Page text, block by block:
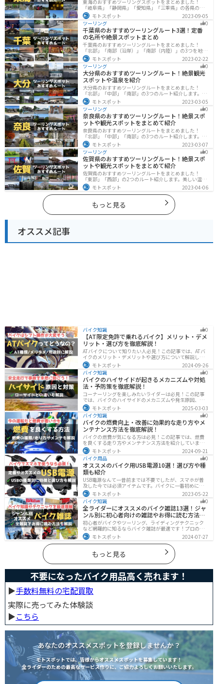
東海のおすすめツーリングスポットをまとめました！
「岐阜県」「静岡県」「愛知県」「三重県」の各県の観
光地紹介します。自然豊かな山々や湖、温泉地が点在
し、四季折々の景色を楽しめるスポットが多数ありま
す。バイクで東海にツーリングに行く際は参考にしてく
ださい。
モトスポット
2023-09-05
ツーリング
0
千葉県のおすすめツーリングルート3選！定番
の名所や絶景スポットまとめ
千葉県のおすすめツーリングルートをまとめました！
「北部」「南部（沿岸）」「南部（内陸）」の3つを地域
別で紹介します！千葉は首都圏からのアクセスも良く、
海と山どちらも堪能できるのでツーリングには最適な場
所です。
モトスポット
2023-02-22
ツーリング
0
大分県のおすすめツーリングルート！絶景観光
スポットや温泉を紹介
大分県のおすすめツーリングルートをまとめました！
「北部」「中部」「南部」の3つのルート紹介します。阿
蘇の雄大な自然を満喫できるスポットや温泉を満喫する
ツーリングができます。バイクで大分県にツーリングに
行く際は参考にしてください。
モトスポット
2023-03-05
ツーリング
0
奈良県のおすすめツーリングルート！絶景スポ
ットや観光スポットをまとめて紹介
奈良県のおすすめツーリングルートをまとめました！
「北部」「中部」「南部」の3つのルート紹介します。歴
史のある神社寺院が多数あり、自然豊かや山々、グルメ
を満喫するツーリングができます。バイクで奈良県にツ
ーリングに行く際は参考にしてください。
モトスポット
2023-03-07
ツーリング
0
佐賀県のおすすめツーリングルート！絶景スポ
ットや観光スポットをまとめて紹介
佐賀県のおすすめツーリングルートをまとめました！
「東部」「西部」の2つのルート紹介します。美しい温泉
地や古墳群、歴史ある城や神社仏閣など、バイクツーリ
ングに適したスポットが多数存在し、様々な楽しみ方が
できます。バイクで佐賀県にツーリングに行く際は参考
にしてください。
モトスポット 2023-04-06
もっと見る
オススメ記事
バイク知識 0
【AT限定免許で乗れるバイク】メリット・デメ
リット・選び方を徹底解説！
ATバイクについて知りたい人必見！この記事では、ATバ
イクのメリット・デメリットや選び方について解説しま
す。 実はAT限定免許で乗れるバイクの種類は多数ありま
す。記事を参考に、自分に合ったATバイクを選びましょ
う。
モトスポット
2024-09-26
バイク知識
0
バイクのハイサイドが起きるメカニズムや対処
法・予防策を徹底解説！
コーナーリングを楽しみたいライダーは必見！この記事
では、バイクのハイサイドのメカニズムや発生原因、対
処法、予防策を解説しています。実は、バイクのハイサ
イドは危険な現象ですが、正しい知識と対策で防ぐこと
が可能です。この記事を読めば、ハイサイドのリスクを
減らせます。
モトスポット
2025-03-03
バイク知識
0
バイクの燃費向上・改善に効果的な走り方やメ
ンテナンス方法を徹底解説！
バイクの燃費が気になる方は必見！この記事では、燃費
を良くする走り方やメンテナンス方法を紹介していま
す。実は、車体そのものや荷物を軽くすることで、燃費
の向上が可能です。この記事を読めば、燃費を改善する
具体的な方法がわかります。
モトスポット
2024-09-21
バイク用品
0
オススメのバイク用USB電源10選！選び方や種
類も紹介
USB電源なんて一昔前までは不要でしたが、スマホが普
及した今では必須アイテムです。バイクに一番初めにつ
けたいグッズです。この記事では、そんなバイク用USB電
源の種類や選び方、オススメ商品を厳選して紹介します
ので、ぜひ参考にしてください。
モトスポット
2023-05-22
バイク知識
0
全ライダーにオススメのバイク雑誌13選！ジャ
ンル別に初心者向けの雑誌やお得に読む方法も
解説
初心者がバイクやツーリング、ライディングテクニック
など網羅的に知るならバイク雑誌が最適です！プロのラ
イターがしっかりと調べた情報とわかりやすい写真でま
とめられているので、効率的に理解できます。そんなバ
イク雑誌をジャンル別にオススメのバイク雑誌をまとめ
ました。サブスクサービスを利用すれば全ての雑誌をお
得に読むことができるのでオススメです。
モトスポット 2024-07-27
もっと見る
不要になったバイク用品高く売れます！
▶︎手数料無料の宅配買取
実際に売ってみた体験談
▶︎こちら
あなたのオススメスポットを登録しませんか？
モトスポットでは、皆様からオススメスポットを募集しています！
全ライダーのための最高なサービス作りに、ご協力よろしくお願いいたします。